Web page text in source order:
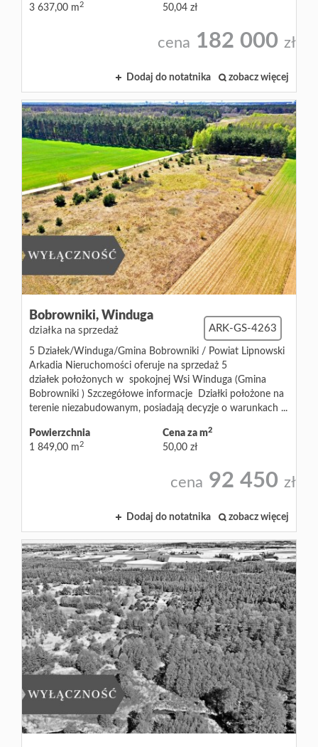
3 637,00 m2 50,04 zł
cena 182 000 zł
Dodaj do notatnika zobacz więcej
Bobrowniki, Winduga
działka na sprzedaż ARK-GS-4263
5 Działek/Winduga/Gmina Bobrowniki / Powiat Lipnowski
Arkadia Nieruchomości oferuje na sprzedaż 5
działek położonych w spokojnej Wsi Winduga (Gmina
Bobrowniki ) Szczegółowe informacje Działki położone na
terenie niezabudowanym, posiadają decyzje o warunkach ...
Powierzchnia
1 849,00 m 2
Cena za m2
50,00 zł
cena 92 450 zł
Dodaj do notatnika zobacz więcej